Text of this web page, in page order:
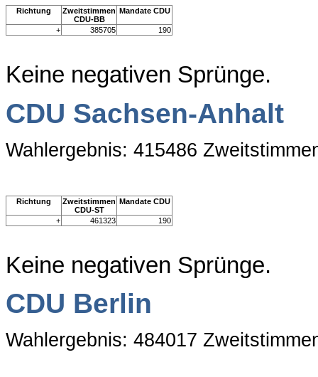
Richtung
Zweitstimmen
CDU-BB
Mandate CDU
+ 385705 190
Keine negativen Sprünge.
CDU Sachsen-Anhalt
Wahlergebnis: 415486
Richtung
Zweitstimmen
CDU-ST
Mandate CDU
+ 461323 190
Keine negativen Sprünge.
CDU Berlin
Wahlergebnis: 484017